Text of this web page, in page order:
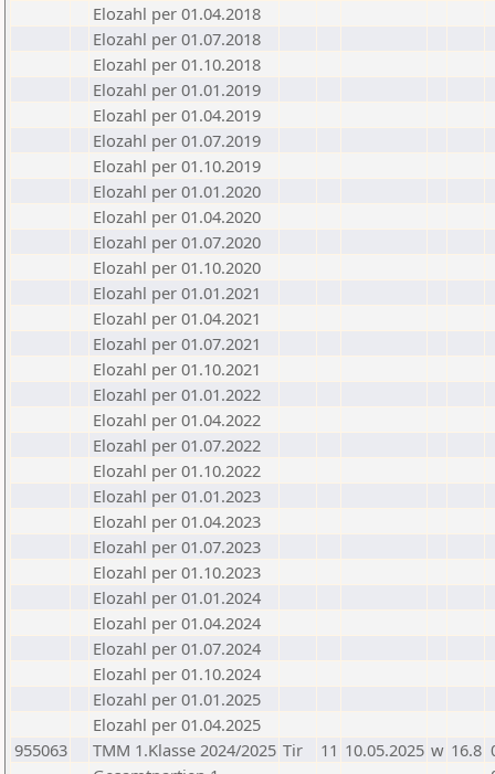
Elozahl per 01.04.2018
Elozahl per 01.07.2018
Elozahl per 01.10.2018
Elozahl per 01.01.2019
Elozahl per 01.04.2019
Elozahl per 01.07.2019
Elozahl per 01.10.2019
Elozahl per 01.01.2020
Elozahl per 01.04.2020
Elozahl per 01.07.2020
Elozahl per 01.10.2020
Elozahl per 01.01.2021
Elozahl per 01.04.2021
Elozahl per 01.07.2021
Elozahl per 01.10.2021
Elozahl per 01.01.2022
Elozahl per 01.04.2022
Elozahl per 01.07.2022
Elozahl per 01.10.2022
Elozahl per 01.01.2023
Elozahl per 01.04.2023
Elozahl per 01.07.2023
Elozahl per 01.10.2023
Elozahl per 01.01.2024
Elozahl per 01.04.2024
Elozahl per 01.07.2024
Elozahl per 01.10.2024
Elozahl per 01.01.2025
Elozahl per 01.04.2025
955063
TMM 1.Klasse 2024/2025 Tir 11 10.05.2025 w 16.8